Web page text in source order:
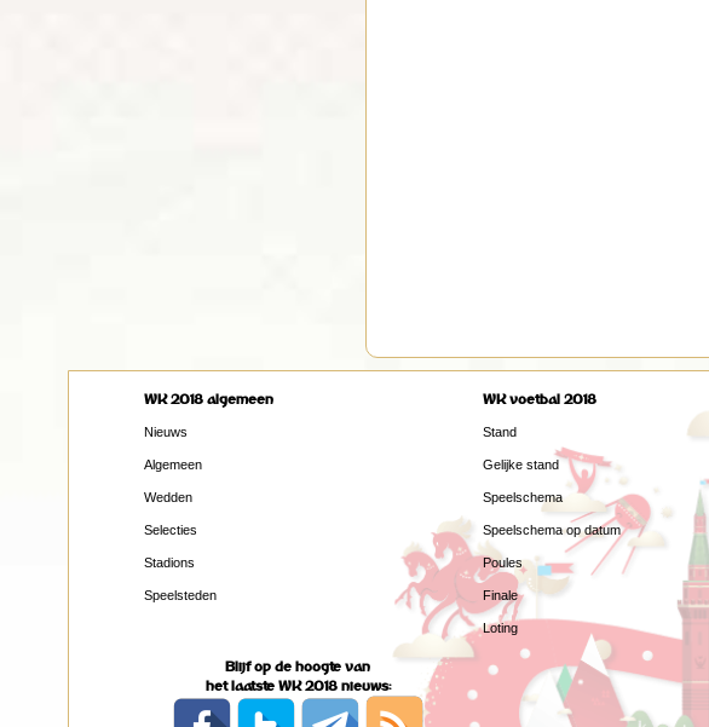
WK 2018 algemeen
Nieuws
Algemeen
Wedden
Selecties
Stadions
Speelsteden
WK voetbal 2018
Stand
Gelijke stand
Speelschema
Speelschema op datum
Poules
Finale
Loting
Blijf op de hoogte van
het laatste WK 2018 nieuws: